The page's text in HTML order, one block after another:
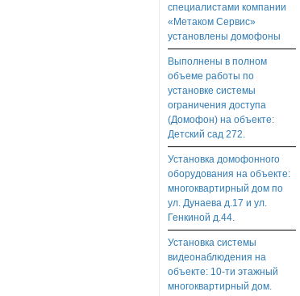
специалистами компании
«Метаком Сервис»
установлены домофоны
Выполнены в полном
объеме работы по
установке системы
ограничения доступа
(Домофон) на объекте:
Детский сад 272.
Установка домофонного
оборудования на объекте:
многоквартирный дом по
ул. Дунаева д.17 и ул.
Генкиной д.44.
Установка системы
видеонаблюдения на
объекте: 10-ти этажный
многоквартирный дом.